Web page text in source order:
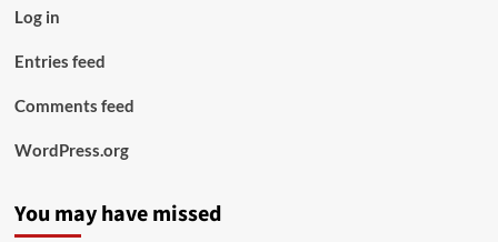
Log in
Entries feed
Comments feed
WordPress.org
You may have missed